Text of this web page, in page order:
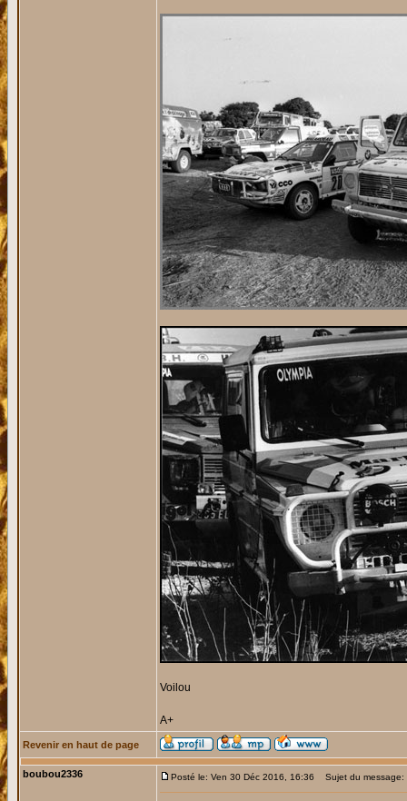
Voilou
A+
Revenir en haut de page
boubou2336 Posté le: Ven 30 Déc 2016, 16:36 Sujet du message: